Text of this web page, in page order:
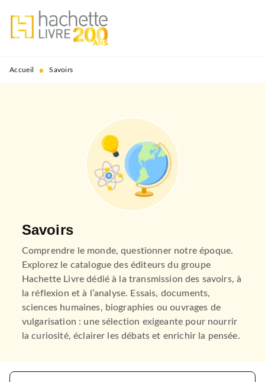
MENU RECHERCHE
PIED DE PAGE
Accueil • Savoirs
Savoirs
Comprendre le monde, questionner notre époque.
Explorez le catalogue des éditeurs du groupe
Hachette Livre dédié à la transmission des savoirs, à
la réflexion et à l’analyse. Essais, documents,
sciences humaines, biographies ou ouvrages de
vulgarisation : une sélection exigeante pour nourrir
la curiosité, éclairer les débats et enrichir la pensée.